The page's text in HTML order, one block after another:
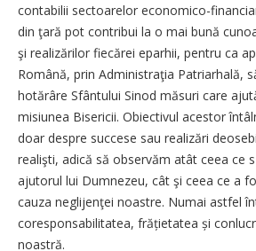
contabilii sectoarelor economico-
din ţară pot contribui la o mai bună
şi realizărilor fiecărei eparhii, pentru ca
Română, prin Administraţia Patriarhală,
hotărâre Sfântului Sinod măsuri care
misiunea Bisericii. Obiectivul acestor
doar despre succese sau realizări
realişti, adică să observăm atât ceea ce
ajutorul lui Dumnezeu, cât şi ceea ce a
cauza neglijenţei noastre. Numai astfel
coresponsabilitatea, frățietatea și
noastră.